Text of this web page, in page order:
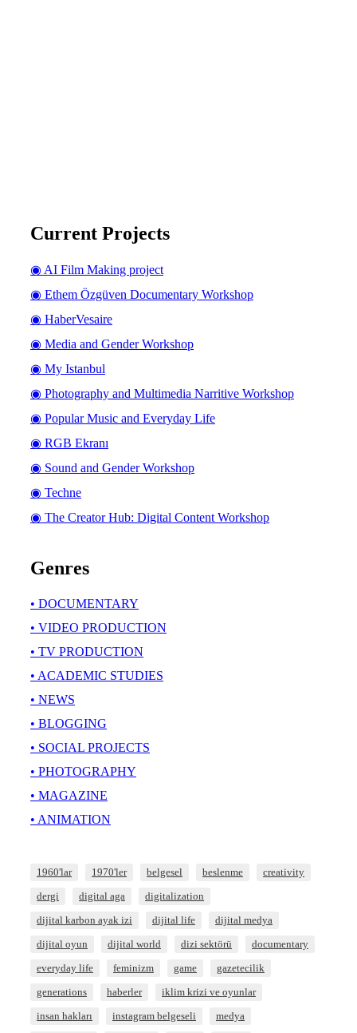
Current Projects
◉ AI Film Making project
◉ Ethem Özgüven Documentary Workshop
◉ HaberVesaire
◉ Media and Gender Workshop
◉ My Istanbul
◉ Photography and Multimedia Narritive Workshop
◉ Popular Music and Everyday Life
◉ RGB Ekranı
◉ Sound and Gender Workshop
◉ Techne
◉ The Creator Hub: Digital Content Workshop
Genres
• DOCUMENTARY
• VIDEO PRODUCTION
• TV PRODUCTION
• ACADEMIC STUDIES
• NEWS
• BLOGGING
• SOCIAL PROJECTS
• PHOTOGRAPHY
• MAGAZINE
• ANIMATION
1960'lar 1970'ler belgesel beslenme
creativity
dergi
digital aga
digitalization
dijital karbon ayak izi
dijital life
dijital medya
dijital oyun
dijital world dizi sektörü
documentary
everyday life
feminizm game
gazetecilik
generations
haberler
iklim krizi ve oyunlar
insan hakları
instagram belgeseli
medya